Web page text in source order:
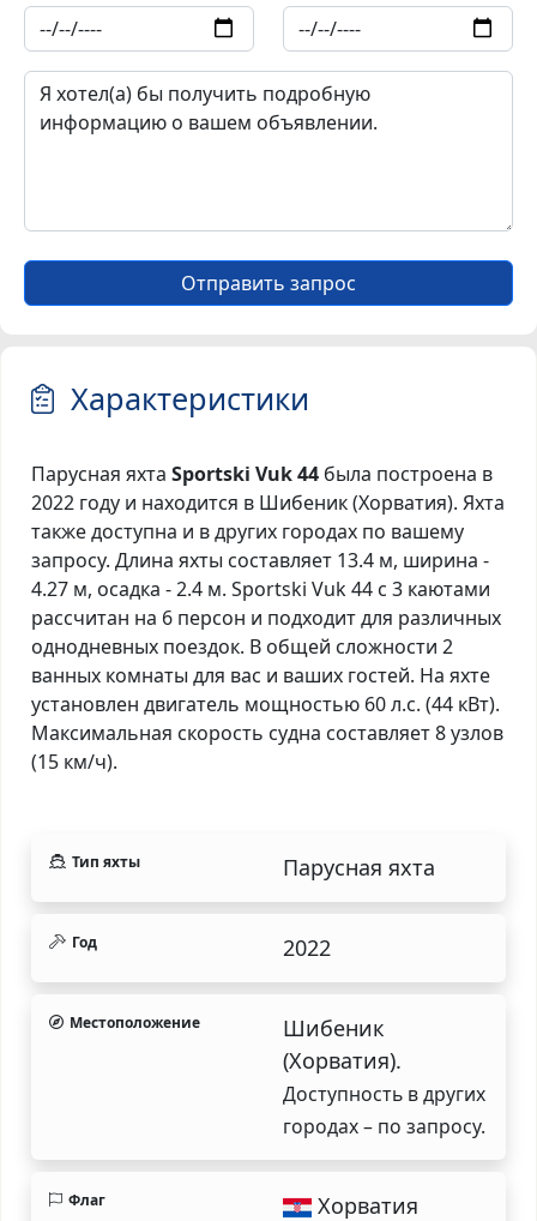
Отправить запрос
Характеристики
Парусная яхта Sportski Vuk 44 была построена в
2022 году и находится в Шибеник (Хорватия). Яхта
также доступна и в других городах по вашему
запросу. Длина яхты составляет 13.4 м, ширина -
4.27 м, осадка - 2.4 м. Sportski Vuk 44 с 3 каютами
рассчитан на 6 персон и подходит для различных
однодневных поездок. В общей сложности 2
ванных комнаты для вас и ваших гостей. На яхте
установлен двигатель мощностью 60 л.с. (44 кВт).
Максимальная скорость судна составляет 8 узлов
(15 км/ч).
Тип яхты Парусная яхта
Год 2022
Местоположение
Шибеник
(Хорватия).
Доступность в других
городах – по запросу.
Флаг Хорватия